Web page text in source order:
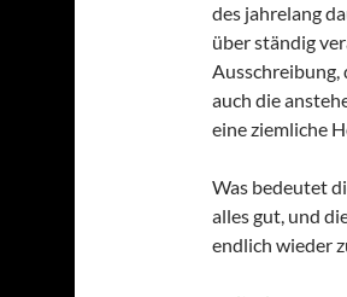
des jahrelang
über ständig
Ausschreibung,
auch die
eine ziemliche
Was bedeutet
alles gut, und
endlich wieder